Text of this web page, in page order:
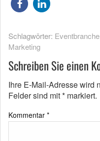
Schlagwörter: Eventbranche
Marketing
Schreiben Sie einen
Ihre E-Mail-Adresse wird
Felder sind mit* markiert.
Kommentar *